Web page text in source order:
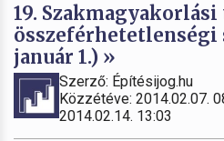
19.
összeférhetetlenségi
január 1.) »
Szerző: Építésijog.hu
Közzétéve: 2014.02.07.
2014.02.14. 13:03